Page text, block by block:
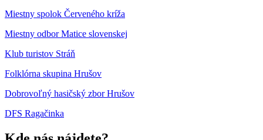
Miestny spolok Červeného kríža
Miestny odbor Matice slovenskej
Klub turistov Stráň
Folklórna skupina Hrušov
Dobrovoľný hasičský zbor Hrušov
DFS Ragačinka